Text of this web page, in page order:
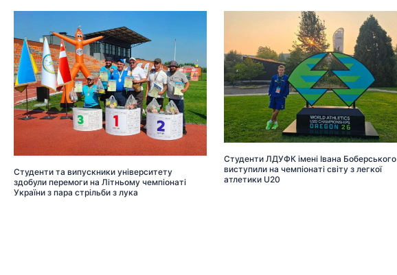
Студенти та випускники університету
здобули перемоги на Літньому чемпіонаті
України з пара стрільби з лука
Студенти ЛДУФК імені Івана Боберського
виступили на чемпіонаті світу з легкої
атлетики U20